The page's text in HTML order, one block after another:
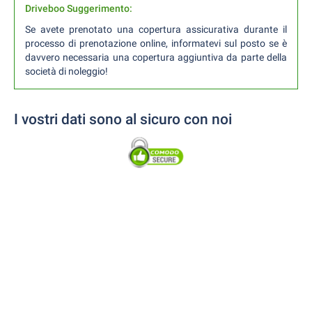
Driveboo Suggerimento:
Se avete prenotato una copertura assicurativa durante il
processo di prenotazione online, informatevi sul posto se è
davvero necessaria una copertura aggiuntiva da parte della
società di noleggio!
I vostri dati sono al sicuro con noi